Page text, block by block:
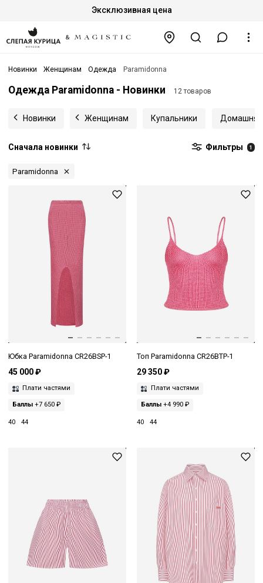
Эксклюзивная цена
Новинки Женщинам Одежда Paramidonna
Одежда Paramidonna - Новинки 12 товаров
Новинки Женщинам Купальники
Сначала новинки Фильтры 1
Paramidonna
Юбка Paramidonna CR26BSP-1
45 000 ₽
Плати частями
Баллы +7 650 ₽
40 44
Топ Paramidonna CR26BTP-1
29 350 ₽
Плати частями
Баллы+4 990 ₽
40 44